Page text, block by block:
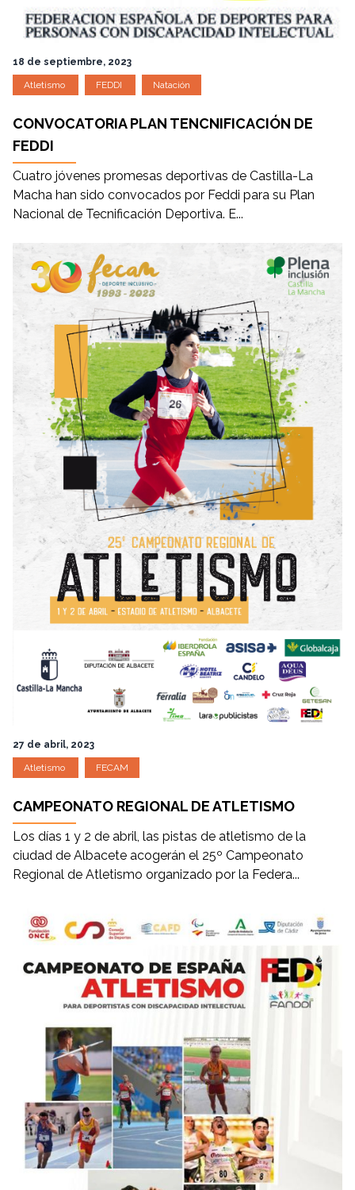
18 de septiembre, 2023
Atletismo FEDDI Natación
CONVOCATORIA PLAN TENCNIFICACIÓN DE
FEDDI
Cuatro jóvenes promesas deportivas de Castilla-La
Macha han sido convocados por Feddi para su Plan
Nacional de Tecnificación Deportiva. E...
27 de abril, 2023
Atletismo FECAM
CAMPEONATO REGIONAL DE ATLETISMO
Los días 1 y 2 de abril, las pistas de atletismo de la
ciudad de Albacete acogerán el 25º Campeonato
Regional de Atletismo organizado por la Federa...